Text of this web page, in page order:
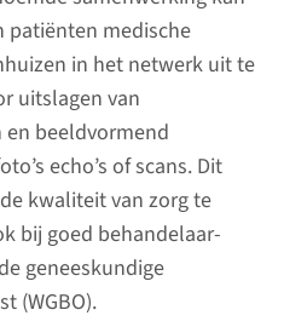
patiënten medische
in het netwerk uit te
uitslagen van
beeld­vormend
echo’s of scans. Dit
kwaliteit van zorg te
bij goed behandelaar­
genees­kundige
(WGBO).